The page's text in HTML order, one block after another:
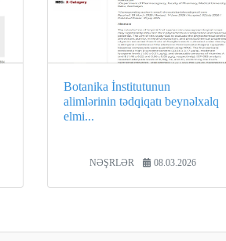
Botanika İnstitutunun
alimlərinin tədqiqatı beynəlxalq
elmi...
NƏŞRLƏR 08.03.2026